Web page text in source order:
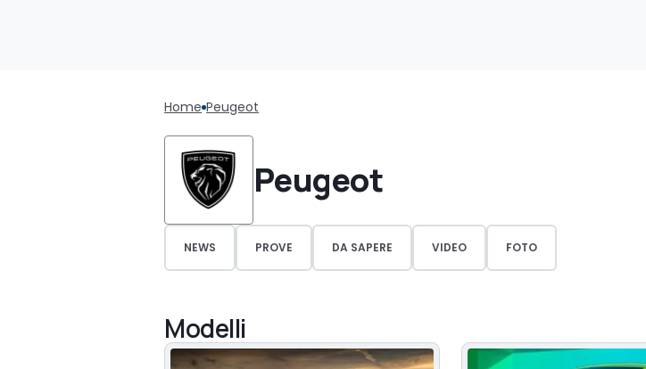
Home Peugeot
Peugeot
NEWS PROVE DA SAPERE VIDEO FOTO
Modelli